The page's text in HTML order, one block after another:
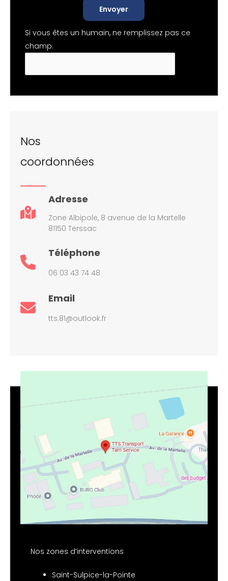
Envoyer
Si vous êtes un humain, ne remplissez pas ce
champ.
Nos
coordonnées
Adresse
Zone Albipole, 8 avenue de la Martelle
81150 Terssac
Téléphone
06 03 43 74 48
Email
tts.81@outlook.fr
Nos zones d’interventions
Saint-Sulpice-la-Pointe